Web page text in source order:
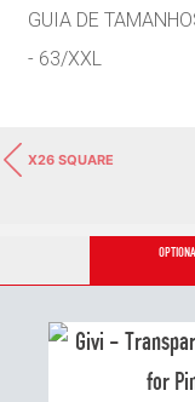
GUIA DE
- 63/XXL
X26 SQUARE